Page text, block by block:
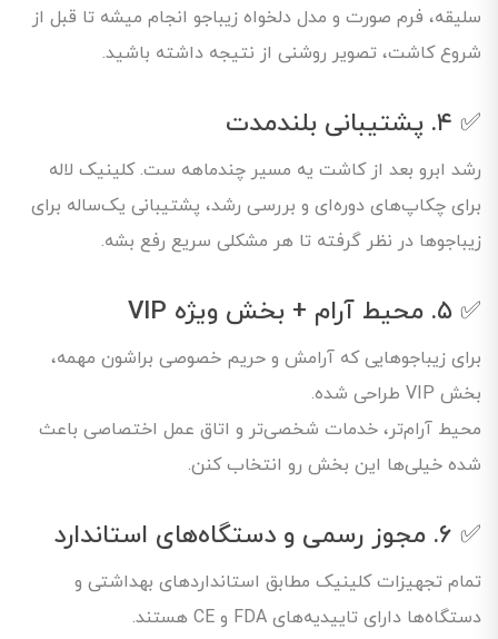
سلیقه، فرم صورت و مدل دلخواه زیباجو انجام میشه تا قبل از
شروع کاشت، تصویر روشنی از نتیجه داشته باشید.
✅ ۴. پشتیبانی بلندمدت
رشد ابرو بعد از کاشت یه مسیر چندماهه ست. کلینیک لاله
برای چکاپ‌های دوره‌ای و بررسی رشد، پشتیبانی یک‌ساله برای
زیباجوها در نظر گرفته تا هر مشکلی سریع رفع بشه.
✅ ۵. محیط آرام + بخش ویژه VIP
برای زیباجوهایی که آرامش و حریم خصوصی براشون مهمه،
بخش VIP طراحی شده.
محیط آرام‌تر، خدمات شخصی‌تر و اتاق عمل اختصاصی باعث
شده خیلی‌ها این بخش رو انتخاب کنن.
✅ ۶. مجوز رسمی و دستگاه‌های استاندارد
تمام تجهیزات کلینیک مطابق استانداردهای بهداشتی و
دستگاه‌ها دارای تاییدیه‌های FDA و CE هستند.